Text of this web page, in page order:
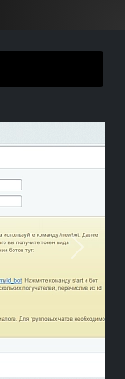
Next